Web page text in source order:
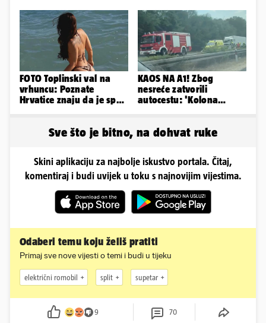
FOTO Toplinski val na
vrhuncu: Poznate
Hrvatice znaju da je spas
KAOS NA A1! Zbog
nesreće zatvorili
autocestu: 'Kolona
Sve što je bitno, na dohvat ruke
Skini aplikaciju za najbolje iskustvo portala. Čitaj,
komentiraj i budi uvijek u toku s najnovijim vijestima.
Odaberi temu koju želiš pratiti
Primaj sve nove vijesti o temi i budi u tijeku
električni romobil split supetar
9 70